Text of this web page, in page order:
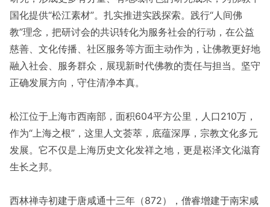
国化提供“松江素材”。扎实推进实践探索。践行“人间佛
教”理念，把研讨会的共识转化为服务社会的行动，在公益
慈善、文化传播、社区服务等方面主动作为，让佛教更好地
融入社会、服务群众，展现新时代佛教的责任与担当。坚守
正确发展方向，守住清净本真。
松江位于上海市西南部，面积604平方公里，人口210万，
作为“上海之根”，这里人文荟萃，底蕴深厚，宗教文化多元
发展。它不仅是上海历史文化发祥之地，更是崧泽文化滋育
生长之邦。
西林禅寺初建于唐咸通十三年（872），僧睿增建于南宋咸